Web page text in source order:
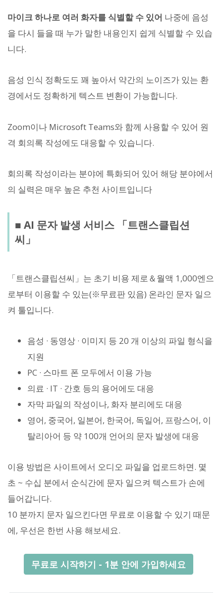
마이크 하나로 여러 화자를 식별할 수 있어 나중에 음성
을 다시 들을 때 누가 말한 내용인지 쉽게 식별할 수 있습
니다.
음성 인식 정확도도 꽤 높아서 약간의 노이즈가 있는 환
경에서도 정확하게 텍스트 변환이 가능합니다.
Zoom이나 Microsoft Teams와 함께 사용할 수 있어 원
격 회의록 작성에도 대응할 수 있습니다.
회의록 작성이라는 분야에 특화되어 있어 해당 분야에서
의 실력은 매우 높은 추천 사이트입니다
■ AI 문자 발생 서비스 「트랜스클립션
씨」
「트랜스클립션씨」는 초기 비용 제로＆월액 1,000엔으
로부터 이용할 수 있는(※무료판 있음) 온라인 문자 일으
켜 툴입니다.
음성 · 동영상 · 이미지 등 20 개 이상의 파일 형식을
지원
PC · 스마트 폰 모두에서 이용 가능
의료 · IT · 간호 등의 용어에도 대응
자막 파일의 작성이나, 화자 분리에도 대응
영어, 중국어, 일본어, 한국어, 독일어, 프랑스어, 이
탈리아어 등 약 100개 언어의 문자 발생에 대응
이용 방법은 사이트에서 오디오 파일을 업로드하면. 몇
초 ~ 수십 분에서 순식간에 문자 일으켜 텍스트가 손에
들어갑니다.
10 분까지 문자 일으킨다면 무료로 이용할 수 있기 때문
에, 우선은 한번 사용 해보세요.
무료로 시작하기 - 1분 안에 가입하세요